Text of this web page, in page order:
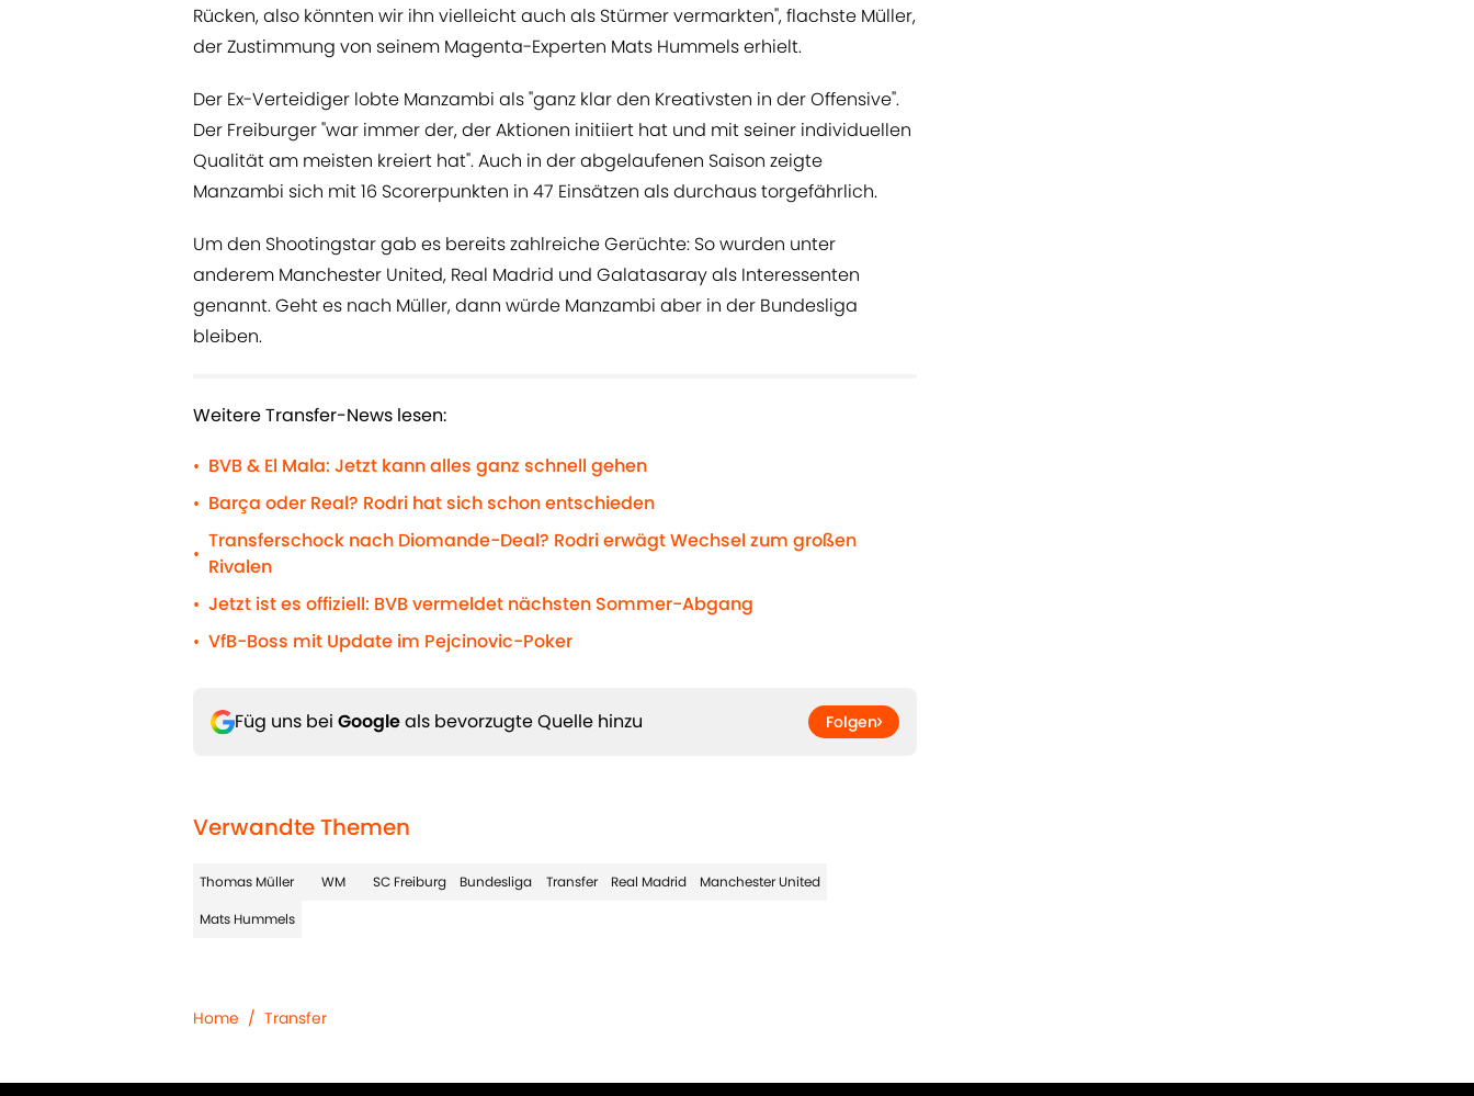
Rücken, also könnten wir ihn vielleicht auch als Stürmer vermarkten", flachste Müller,
der Zustimmung von seinem Magenta-Experten Mats Hummels erhielt.
Der Ex-Verteidiger lobte Manzambi als "ganz klar den Kreativsten in der Offensive".
Der Freiburger "war immer der, der Aktionen initiiert hat und mit seiner individuellen
Qualität am meisten kreiert hat". Auch in der abgelaufenen Saison zeigte
Manzambi sich mit 16 Scorerpunkten in 47 Einsätzen als durchaus torgefährlich.
Um den Shootingstar gab es bereits zahlreiche Gerüchte: So wurden unter
anderem Manchester United, Real Madrid und Galatasaray als Interessenten
genannt. Geht es nach Müller, dann würde Manzambi aber in der Bundesliga
bleiben.
Weitere Transfer-News lesen:
• BVB & El Mala: Jetzt kann alles ganz schnell gehen
• Barça oder Real? Rodri hat sich schon entschieden
•
Transferschock nach Diomande-Deal? Rodri erwägt Wechsel zum großen
Rivalen
• Jetzt ist es offiziell: BVB vermeldet nächsten Sommer-Abgang
• VfB-Boss mit Update im Pejcinovic-Poker
Füg uns bei Googleals bevorzugte Quelle hinzu Folgen
Verwandte Themen
Thomas Müller WM SC Freiburg Bundesliga Transfer Real Madrid
Manchester United
Mats Hummels
Home / Transfer